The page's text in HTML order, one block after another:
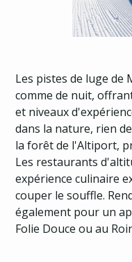
Les pistes de luge
comme de nuit,
et niveaux
dans la nature, rien
la forêt de l'Altiport,
Les restaurants
expérience culinaire
couper le souffle.
également pour un
Folie Douce ou au